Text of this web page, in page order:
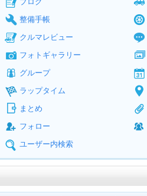
整備手帳
クルマレビュー
フォトギャラリー
グループ
ラップタイム
まとめ
フォロー
ユーザー内検索